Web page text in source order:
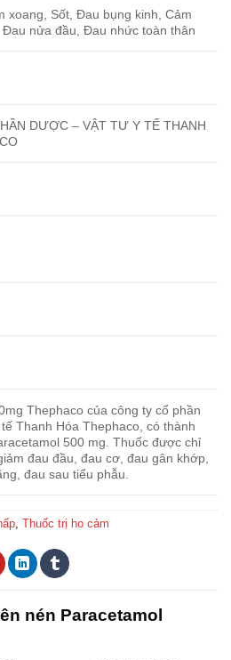
xoang, Sốt, Đau bụng kinh, Cảm
Đau nửa đầu, Đau nhức toàn thân
DƯỢC – VẬT TƯ Y TẾ THANH
Thephaco của công ty cổ phần
Thanh Hóa Thephaco, có thành
500 mg. Thuốc được chỉ
đau đầu, đau cơ, đau gân khớp,
đau sau tiểu phẫu.
Thuốc trị ho cảm
nén Paracetamol